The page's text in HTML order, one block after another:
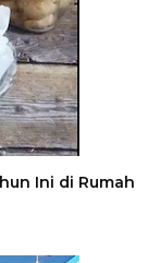
Ini di Rumah